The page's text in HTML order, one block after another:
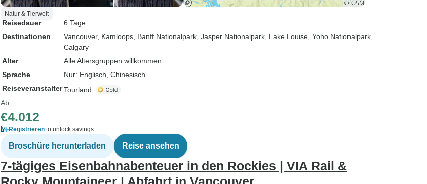
Natur & Tierwelt
Reisedauer
6 Tage
Destinationen
Vancouver, Kamloops , Banff Nationalpark , Jasper Nationalpark , Lake Louise , Yoho Nationalpark
Calgary
Alter
Alle Altersgruppen willkommen
Sprache
Nur: Englisch, Chinesisch
ReiseveranstalterTourland
Ab
€4.012
Registrieren to unlock savings
Broschüre herunterladen Reise ansehen
7-tägiges Eisenbahnabenteuer in den Rockies | VIA Rail &